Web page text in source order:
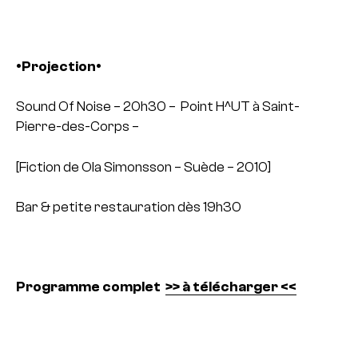
•Projection•
Sound Of Noise – 20h30 – Point H^UT à Saint-
Pierre-des-Corps –
[Fiction de Ola Simonsson – Suède – 2010]
Bar & petite restauration dès 19h30
Programme complet >> à télécharger <<